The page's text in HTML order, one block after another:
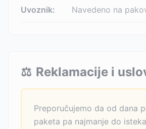
Uvoznik: Navedeno na
⚖️ Reklamacije i
Preporučujemo da od dana
paketa pa najmanje do